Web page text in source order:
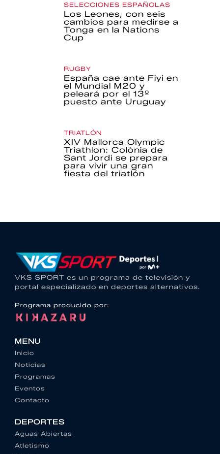
SELECCIONES ESPAÑOLAS
Los Leones, con seis
cambios para medirse a
Tonga en la Nations
Cup
RUGBY
España cae ante Fiyi en
el Mundial M20 y
peleará por el 13º
puesto ante Uruguay
TRIATLÓN
XIV Mallorca Olympic
Triathlon: Colònia de
Sant Jordi se prepara
para vivir una gran
fiesta del triatlón
VKS SPORT es un programa de televisión y
portal especializado en deportes alternativos.
Programa producido por:
MENU
Inicio
Noticias
Programas
Eventos
Contacto
DEPORTES
Aguas Abiertas
Atletismo